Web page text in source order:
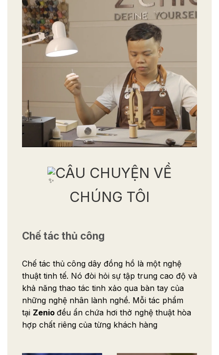
CÂU CHUYỆN VỀ
CHÚNG TÔI
Chế tác thủ công
Chế tác thủ công dây đồng hồ là một nghệ
thuật tinh tế. Nó đòi hỏi sự tập trung cao độ và
khả năng thao tác tinh xảo qua bàn tay của
những nghệ nhân lành nghề. Mỗi tác phẩm
tại Zenio đều ẩn chứa hơi thở nghệ thuật hòa
hợp chất riêng của từng khách hàng